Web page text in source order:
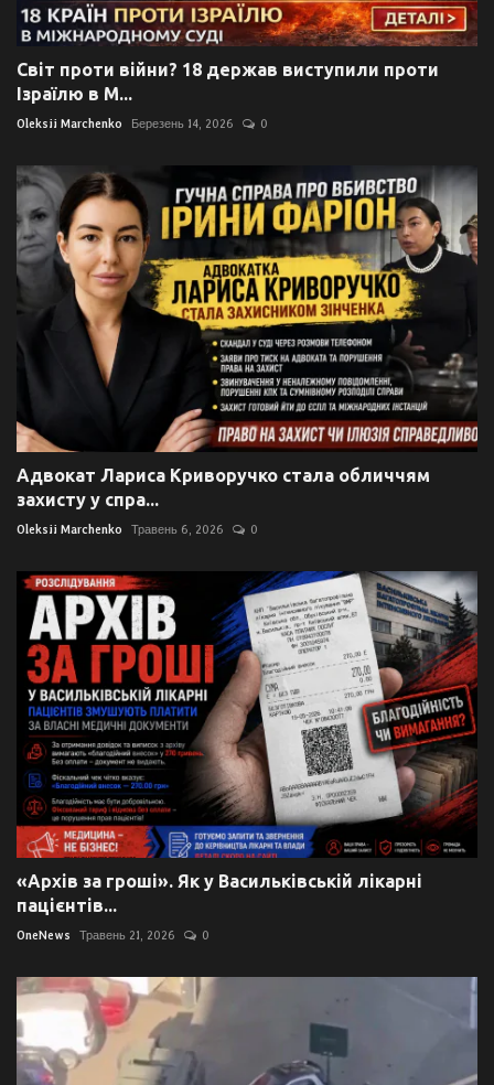
Світ проти війни? 18 держав виступили проти
Ізраїлю в М...
Oleksii Marchenko Березень 14, 2026 0
Адвокат Лариса Криворучко стала обличчям
захисту у спра...
Oleksii Marchenko Травень 6, 2026 0
«Архів за гроші». Як у Васильківській лікарні
пацієнтів...
OneNews Травень 21, 2026 0